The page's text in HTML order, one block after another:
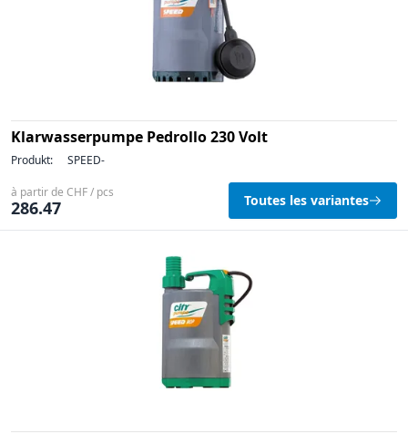
Klarwasserpumpe Pedrollo 230 Volt
Produkt: SPEED-
à partir de CHF / pcs
286.47 Toutes les variantes